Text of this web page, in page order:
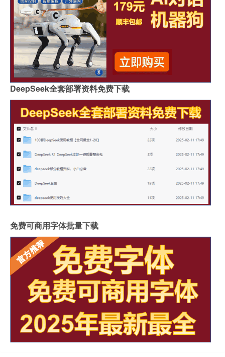
DeepSeek全套部署资料免费下载
免费可商用字体批量下载